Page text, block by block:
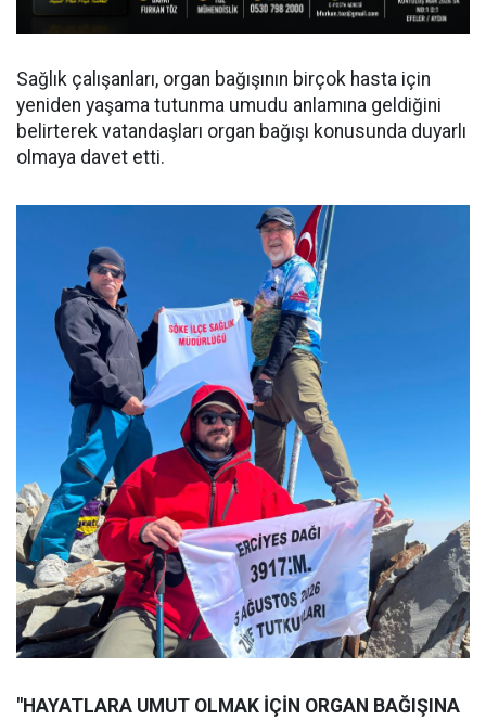
Sağlık çalışanları, organ bağışının birçok hasta için
yeniden yaşama tutunma umudu anlamına geldiğini
belirterek vatandaşları organ bağışı konusunda duyarlı
olmaya davet etti.
"HAYATLARA UMUT OLMAK İÇİN ORGAN BAĞIŞINA